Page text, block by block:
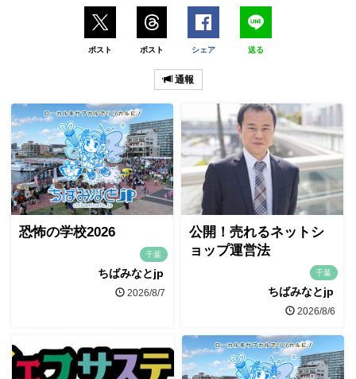
ポスト ポスト シェア 送る
通報
恐怖の学校2026
千葉
ちばみなとjp
2026/8/7
公開！売れるネットシ
ョップ運営法
千葉
ちばみなとjp
2026/8/6